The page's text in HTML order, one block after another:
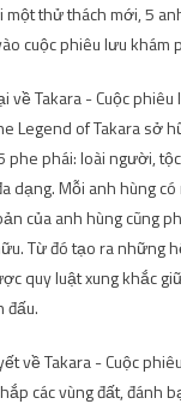
một thử thách mới, 5
cuộc phiêu lưu khám
Legend of Takara sở
phe phái: loài người,
dạng. Mỗi anh hùng
của anh hùng cũng
Từ đó tạo ra những
quy luật xung khắc
đấu.
các vùng đất, đánh